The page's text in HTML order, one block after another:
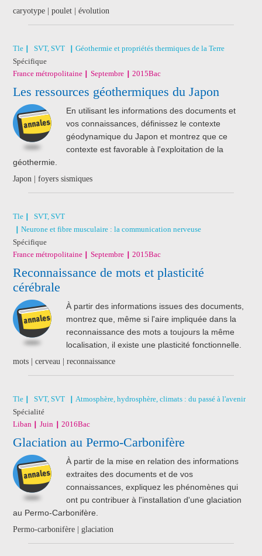
caryotype | poulet | évolution
Tle SVT, SVT
Géothermie et propriétés thermiques de la Terre
Spécifique
France métropolitaine
Septembre 2015Bac
Les ressources géothermiques du Japon
En utilisant les informations des documents et
vos connaissances, définissez le contexte
géodynamique du Japon et montrez que ce
contexte est favorable à l'exploitation de la
géothermie.
Japon | foyers sismiques
Tle
SVT, SVT
Neurone et fibre musculaire : la communication nerveuse
Spécifique
France métropolitaine
Septembre 2015Bac
Reconnaissance de mots et plasticité
cérébrale
À partir des informations issues des documents,
montrez que, même si l'aire impliquée dans la
reconnaissance des mots a toujours la même
localisation, il existe une plasticité fonctionnelle.
mots | cerveau | reconnaissance
Tle SVT, SVT
Atmosphère, hydrosphère, climats : du passé à l'avenir
Spécialité
Liban
Juin 2016Bac
Glaciation au Permo-Carbonifère
À partir de la mise en relation des informations
extraites des documents et de vos
connaissances, expliquez les phénomènes qui
ont pu contribuer à l'installation d'une glaciation
au Permo-Carbonifère.
Permo-carbonifère | glaciation